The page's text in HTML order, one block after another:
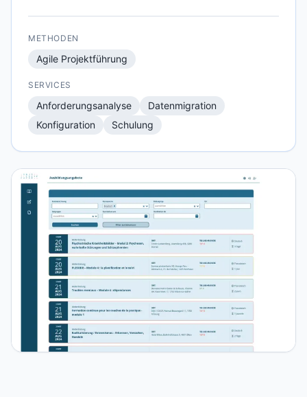
METHODEN
Agile Projektführung
SERVICES
Anforderungsanalyse
Datenmigration
Konfiguration
Schulung